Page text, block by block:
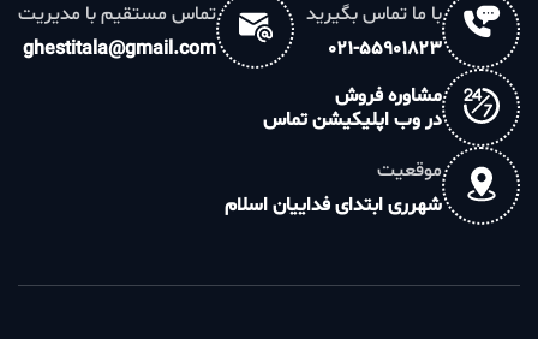
با ما تماس بگیرید
021-55901823
تماس مستقیم با مدیریت
ghestitala@gmail.com
مشاوره فروش
در وب اپلیکیشن تماس
موقعیت
شهرری ابتدای فداییان اسلام